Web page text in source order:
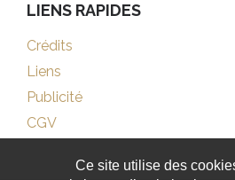
LIENS RAPIDES
Crédits
Liens
Publicité
CGV
Ce site utilise des